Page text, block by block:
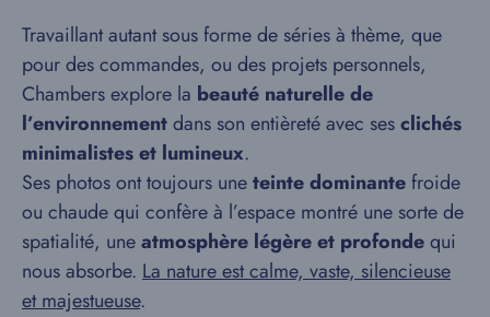
Travaillant autant sous forme de séries à thème, que
pour des commandes, ou des projets personnels,
Chambers explore la beauté naturelle de
l’environnementdans son entièreté avec sesclichés
minimalistes et lumineux.
Ses photos ont toujours uneteinte dominantefroide
ou chaude qui confère à l’espace montré une sorte de
spatialité, uneatmosphère légère et profondequi
nous absorbe. La nature est calme, vaste, silencieuse
et majestueuse.